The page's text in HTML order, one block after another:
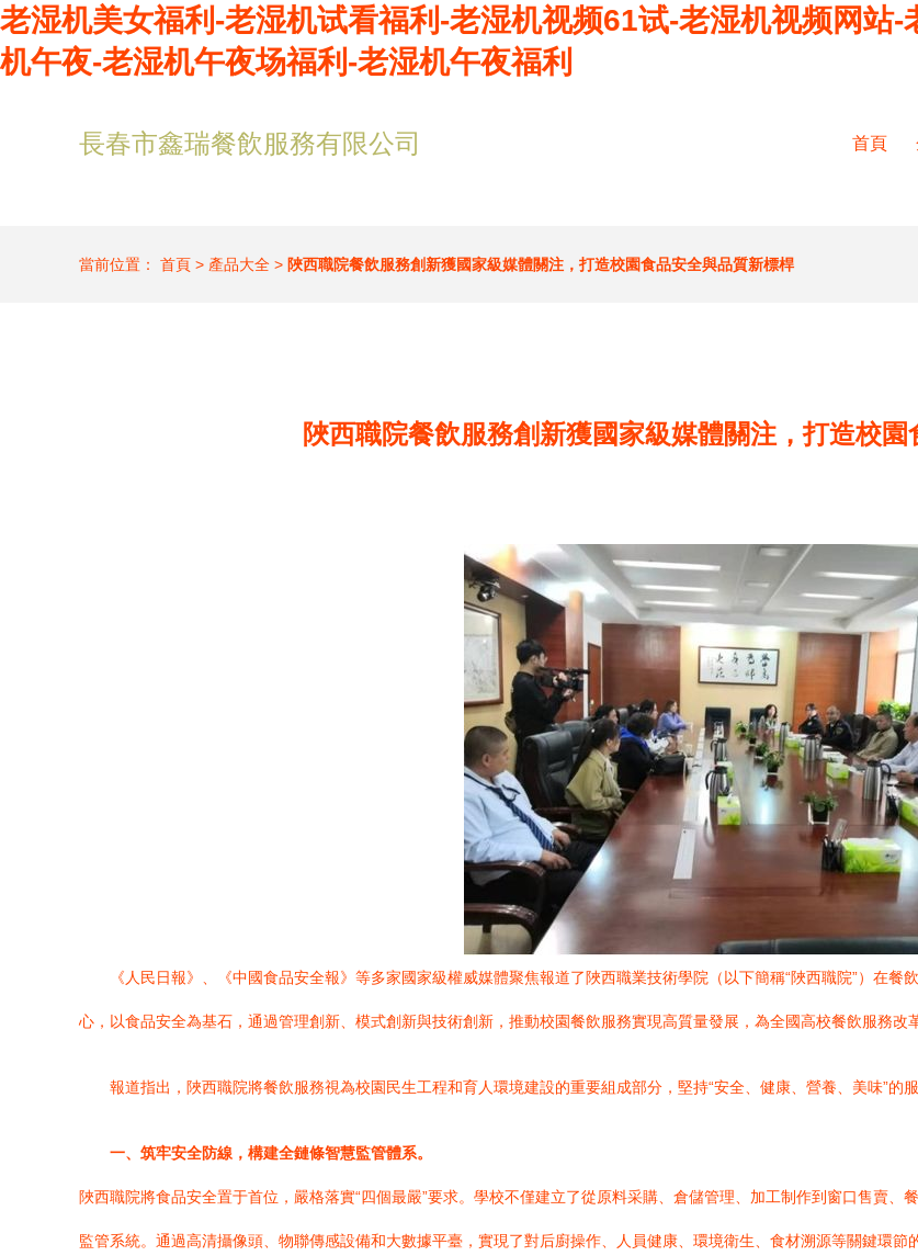
老湿机美女福利-老湿机试看福利-老湿机视频61试-老湿机视频网站
机午夜-老湿机午夜场福利-老湿机午夜福利
長春市鑫瑞餐飲服務有限公司 首頁
當前位置： 首頁 > 產品大全 > 陜西職院餐飲服務創新獲國家級媒體關注，打造校園食品安全與品質新標桿
陜西職院餐飲服務創新獲國家級媒體關注，打造校
《人民日報》、《中國食品安全報》等多家國家級權威媒體聚焦報道了陜西職業技術學院（以下簡稱“陜西職院”）在
心，以食品安全為基石，通過管理創新、模式創新與技術創新，推動校園餐飲服務實現高質量發展，為全國高校餐飲服務改
報道指出，陜西職院將餐飲服務視為校園民生工程和育人環境建設的重要組成部分，堅持“安全、健康、營養、美味”的
一、筑牢安全防線，構建全鏈條智慧監管體系。
陜西職院將食品安全置于首位，嚴格落實“四個最嚴”要求。學校不僅建立了從原料采購、倉儲管理、加工制作到窗口售賣、
監管系統。通過高清攝像頭、物聯傳感設備和大數據平臺，實現了對后廚操作、人員健康、環境衛生、食材溯源等關鍵環